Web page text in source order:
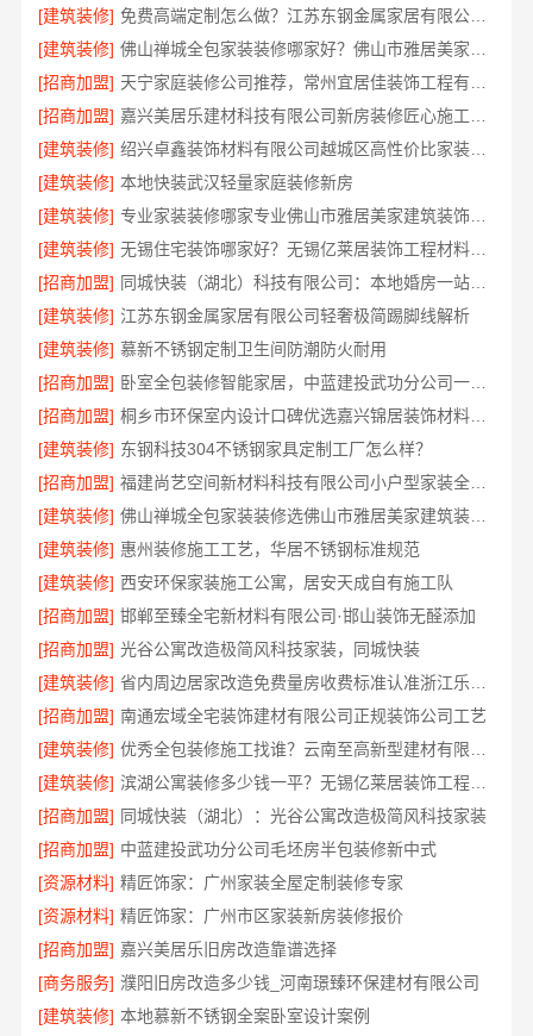
[建筑装修]
免费高端定制怎么做？江苏东钢金属家居有限公司为您实现
[建筑装修]
[招商加盟]
[招商加盟]
[建筑装修]
绍兴卓鑫装饰材料有限公司越城区高性价比家装环保材料
[建筑装修] 本地快装武汉轻量家庭装修新房
[建筑装修]
专业家装装修哪家专业佛山市雅居美家建筑装饰工程有限公司口碑保障
[建筑装修]
无锡住宅装饰哪家好？无锡亿莱居装饰工程材料有限公司专业打造
[招商加盟]
同城快装（湖北）科技有限公司：本地婚房一站式装修，一口价工期保障
[建筑装修] 江苏东钢金属家居有限公司轻奢极简踢脚线解析
[建筑装修] 慕新不锈钢定制卫生间防潮防火耐用
[招商加盟]
卧室全包装修智能家居，中蓝建投武功分公司一站交付
[招商加盟]
桐乡市环保室内设计口碑优选嘉兴锦居装饰材料有限公司
[建筑装修] 东钢科技304不锈钢家具定制工厂怎么样？
[招商加盟]
福建尚艺空间新材料科技有限公司小户型家装全屋改造方案
[建筑装修]
佛山禅城全包家装装修选佛山市雅居美家建筑装饰工程有限公司
[建筑装修] 惠州装修施工工艺，华居不锈钢标准规范
[建筑装修] 西安环保家装施工公寓，居安天成自有施工队
[招商加盟] 邯郸至臻全宅新材料有限公司·邯山装饰无醛添加
[招商加盟] 光谷公寓改造极简风科技家装，同城快装
[建筑装修]
[招商加盟] 南通宏域全宅装饰建材有限公司正规装饰公司工艺
[建筑装修]
[建筑装修]
滨湖公寓装修多少钱一平？无锡亿莱居装饰工程材料有限公司给您透明报价
[招商加盟] 同城快装（湖北）：光谷公寓改造极简风科技家装
[招商加盟] 中蓝建投武功分公司毛坯房半包装修新中式
[资源材料] 精匠饰家：广州家装全屋定制装修专家
[资源材料] 精匠饰家：广州市区家装新房装修报价
[招商加盟] 嘉兴美居乐旧房改造靠谱选择
[商务服务] 濮阳旧房改造多少钱_河南璟臻环保建材有限公司
[建筑装修] 本地慕新不锈钢全案卧室设计案例